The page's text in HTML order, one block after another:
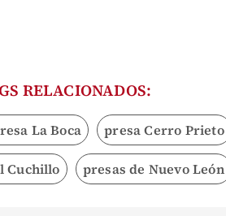
RELACIONADOS:
La Boca presa Cerro Prieto
Cuchillo presas de Nuevo León